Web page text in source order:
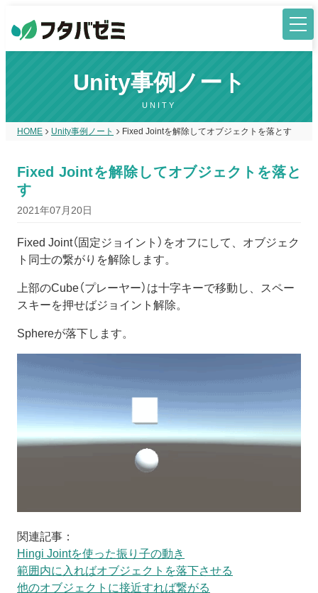
Unity事例ノート
UNITY
HOME Unity事例ノート Fixed Jointを解除してオブジェクトを落とす
Fixed Jointを解除してオブジェクトを落と
す
2021年07月20日
Fixed Joint（固定ジョイント）をオフにして、オブジェク
ト同士の繋がりを解除します。
上部のCube（プレーヤー）は十字キーで移動し、スペー
スキーを押せばジョイント解除。
Sphereが落下します。
関連記事：
Hingi Jointを使った振り子の動き
範囲内に入ればオブジェクトを落下させる
他のオブジェクトに接近すれば繋がる